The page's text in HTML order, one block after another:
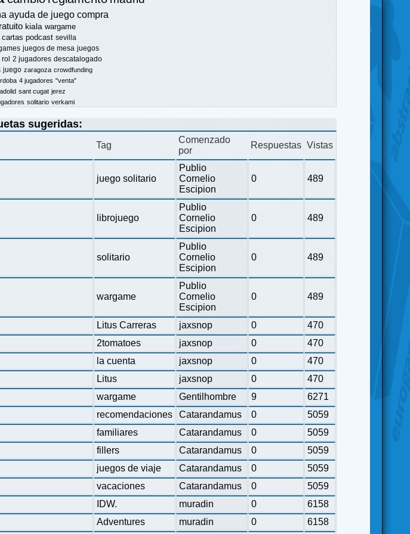
ayuda de juego compra
kiala wargame
cartas podcast sevilla
juegos de mesa juegos
rol 2 jugadores descatalogado
juego zaragoza crowdfunding
4 jugadores "venta"
sant cugat jerez
solitario verkami
sugeridas:
Tag
Comenzado
por
Respuestas Vistas
juego solitario
Publio
Cornelio
Escipion
0 489
librojuego
Publio
Cornelio
Escipion
0 489
solitario
Publio
Cornelio
Escipion
0 489
wargame
Publio
Cornelio
Escipion
0 489
Litus Carreras jaxsnop 0
470
2tomatoes jaxsnop 0
470
la cuenta jaxsnop 0
470
Litus jaxsnop 0
470
wargame Gentilhombre 9
6271
recomendaciones Catarandamus 0
5059
familiares Catarandamus 0
5059
fillers Catarandamus 0
5059
juegos de viaje Catarandamus 0
5059
vacaciones Catarandamus 0
5059
IDW. muradin 0
6158
Adventures muradin 0 6158